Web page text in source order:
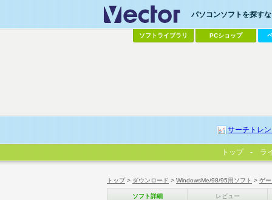
トップ> ダウンロード > WindowsMe/98/95用ソフト > ゲー
ソフト詳細 レビュー
パソコンソフトを探す
ソフトライブラリ PCショップ
サーチトレン
トップ ラ